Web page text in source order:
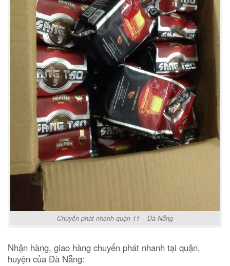
Chuyển phát nhanh quận 11 – Đà Nẵng
Nhận hàng, giao hàng chuyển phát nhanh tại quận,
huyện của Đà Nẵng: